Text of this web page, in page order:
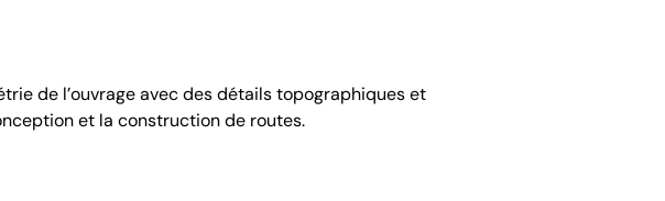
de l’ouvrage avec des détails topographiques et
et la construction de routes.